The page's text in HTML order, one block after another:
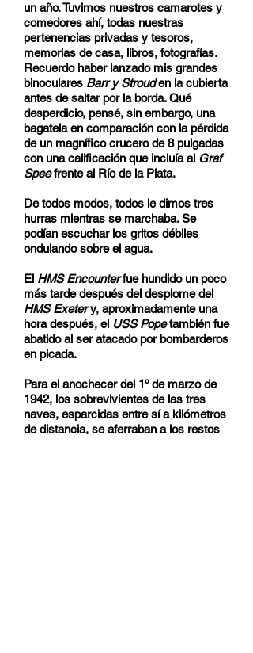
un año. Tuvimos nuestros camarotes y
comedores ahí, todas nuestras
pertenencias privadas y tesoros,
memorias de casa, libros, fotografías.
Recuerdo haber lanzado mis grandes
binoculares Barr y Strouden la cubierta
antes de saltar por la borda. Qué
desperdicio, pensé, sin embargo, una
bagatela en comparación con la pérdida
de un magnífico crucero de 8 pulgadas
con una calificación que incluía al Graf
Speefrente al Río de la Plata.
De todos modos, todos le dimos tres
hurras mientras se marchaba. Se
podían escuchar los gritos débiles
ondulando sobre el agua.
El HMS Encounterfue hundido un poco
más tarde después del desplome del
HMS Exetery, aproximadamente una
hora después, el USS Popetambién fue
abatido al ser atacado por bombarderos
en picada.
Para el anochecer del 1º de marzo de
1942, los sobrevivientes de las tres
naves, esparcidas entre sí a kilómetros
de distancia, se aferraban a los restos